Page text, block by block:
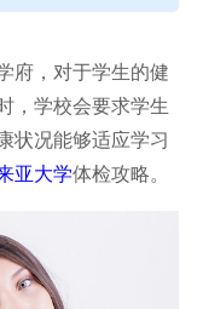
，对于学生的健
，学校会要求学生
状况能够适应学习
亚大学体检攻略。